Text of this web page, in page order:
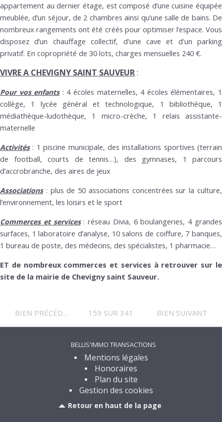
appartement au dernier étage, est composé d’une cuisine équipée
meublée, d’un séjour, de 2 chambres ainsi qu’une salle de bains. De
nombreux rangements ont été créés pour optimiser l’espace. Vous
disposez d’un chauffage collectif, d'une cave et d'un parking
privatif. En copropriété de 30 lots, charges mensuelles 240 €.
VIVRE A CHEVIGNY SAINT SAUVEUR:
Pour vos enfants: 4 écoles maternelles, 4 écoles élémentaires, 1
collège, 1 lycée général et technologique, 1 bibliothèque, 1
médiathèque-ludothèque, 1 micro-crèche, 1 relais assistante-
maternelle
Activités: 1 piscine municipale, des installations sportives (terrain
de football, courts de tennis…), des gymnases, 1 parcours
d’accrobranche, des aires de jeux
Associations: plus de 50 associations concentrées sur la culture,
l’environnement, les loisirs et le sport
Commerces et services: réseau Divia, 6 boulangeries, 4 grandes
surfaces, 1 laboratoire d’analyse, 10 salons de coiffure, 7 banques,
1 bureau de poste, des médecins, des spécialistes, 1 pharmacie…
ET de nombreux commerces et services à retrouver sur le
site de la mairie de Chevigny saint Sauveur.
BIEN PRÉCÉDENT 159 SUR 341 BIEN SUIVANT
BELLIS'IMMO TRANSACTIONS
Mentions légales
Honoraires
Plan du site
Gestion des cookies
Retour en haut de la page